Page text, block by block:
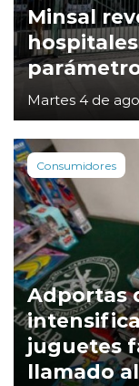
Minsal
Martes 4 de
Consumidores
Adportas
juguetes
llamado